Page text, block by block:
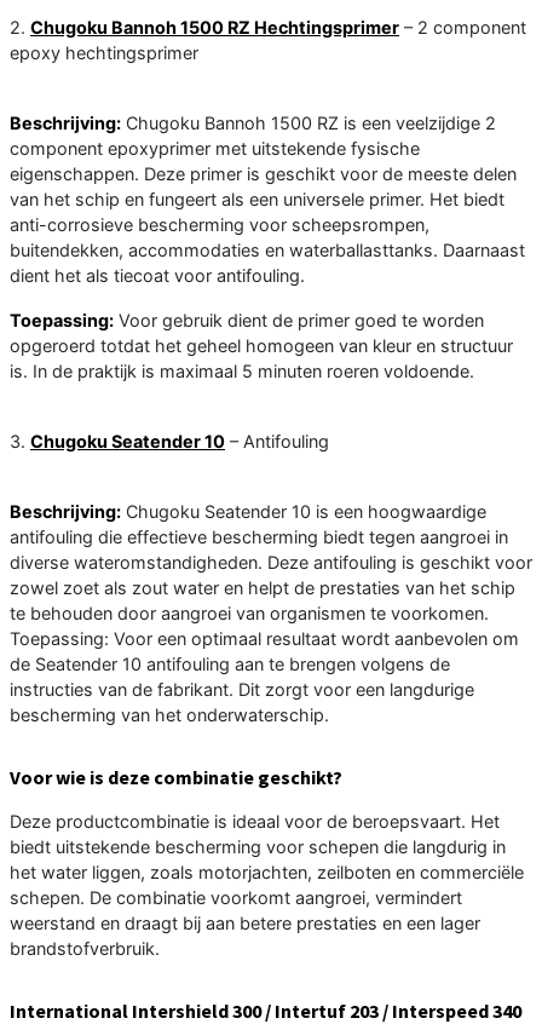
2. Chugoku Bannoh 1500 RZ Hechtingsprimer – 2 component
epoxy hechtingsprimer
Beschrijving: Chugoku Bannoh 1500 RZ is een veelzijdige 2
component epoxyprimer met uitstekende fysische
eigenschappen. Deze primer is geschikt voor de meeste delen
van het schip en fungeert als een universele primer. Het biedt
anti-corrosieve bescherming voor scheepsrompen,
buitendekken, accommodaties en waterballasttanks. Daarnaast
dient het als tiecoat voor antifouling.
Toepassing: Voor gebruik dient de primer goed te worden
opgeroerd totdat het geheel homogeen van kleur en structuur
is. In de praktijk is maximaal 5 minuten roeren voldoende.
3. Chugoku Seatender 10 – Antifouling
Beschrijving: Chugoku Seatender 10 is een hoogwaardige
antifouling die effectieve bescherming biedt tegen aangroei in
diverse wateromstandigheden. Deze antifouling is geschikt voor
zowel zoet als zout water en helpt de prestaties van het schip
te behouden door aangroei van organismen te voorkomen.
Toepassing: Voor een optimaal resultaat wordt aanbevolen om
de Seatender 10 antifouling aan te brengen volgens de
instructies van de fabrikant. Dit zorgt voor een langdurige
bescherming van het onderwaterschip.
Voor wie is deze combinatie geschikt?
Deze productcombinatie is ideaal voor de beroepsvaart. Het
biedt uitstekende bescherming voor schepen die langdurig in
het water liggen, zoals motorjachten, zeilboten en commerciële
schepen. De combinatie voorkomt aangroei, vermindert
weerstand en draagt bij aan betere prestaties en een lager
brandstofverbruik.
International Intershield 300 / Intertuf 203 / Interspeed 340